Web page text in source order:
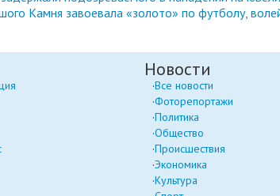
Камня завоевала «золото» по футболу,
Новости
Все новости
Фоторепортажи
Политика
Общество
Происшествия
Экономика
Культура